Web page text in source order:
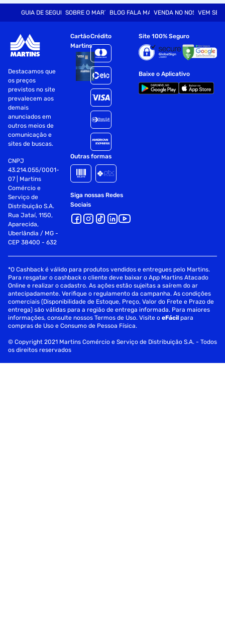
GUIA DE SEGURANÇASOBRE O MARTINSBLOG FALA MARTVENDA NO NOSSO SITE
VEM SER
Destacamos que
os preços
previstos no site
prevalecem aos
demais
anunciados em
outros meios de
comunicação e
sites de buscas.
CNPJ
43.214.055/0001-
07 | Martins
Comércio e
Serviço de
Distribuição S.A.
Rua Jataí, 1150,
Aparecida,
Uberlândia / MG -
CEP 38400 - 632
Cartão
Martins
Crédito
Outras formas
Siga nossas Redes
Sociais
Site 100% Seguro
Baixe o Aplicativo
*O Cashback é válido para produtos vendidos e entregues pelo Martins.
Para resgatar o cashback o cliente deve baixar o App Martins Atacado
Online e realizar o cadastro. As ações estão sujeitas a saírem do ar
antecipadamente. Verifique o regulamento da campanha. As condições
comerciais (Disponibilidade de Estoque, Preço, Valor do Frete e Prazo de
entrega) são válidas para a região de entrega informada. Para maiores
informações, consulte nossos Termos de Uso. Visite oeFácil para
compras de Uso e Consumo de Pessoa Física.
© Copyright 2021 Martins Comércio e Serviço de Distribuição S.A. - Todos
os direitos reservados